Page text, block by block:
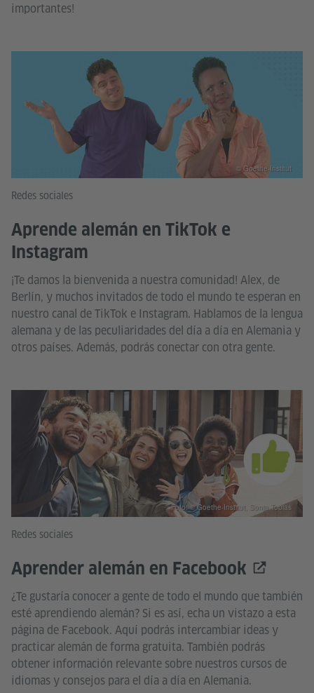
importantes!
Redes sociales
Aprende alemán en TikTok e
Instagram
¡Te damos la bienvenida a nuestra comunidad! Alex, de
Berlín, y muchos invitados de todo el mundo te esperan en
nuestro canal de TikTok e Instagram. Hablamos de la lengua
alemana y de las peculiaridades del día a día en Alemania y
otros países. Además, podrás conectar con otra gente.
© Goethe-Institut
Redes sociales
Aprender alemán en Facebook
¿Te gustaría conocer a gente de todo el mundo que también
esté aprendiendo alemán? Si es así, echa un vistazo a esta
página de Facebook. Aquí podrás intercambiar ideas y
practicar alemán de forma gratuita. También podrás
obtener información relevante sobre nuestros cursos de
idiomas y consejos para el día a día en Alemania.
Foto: © Goethe-Institut, Sonja Tobias